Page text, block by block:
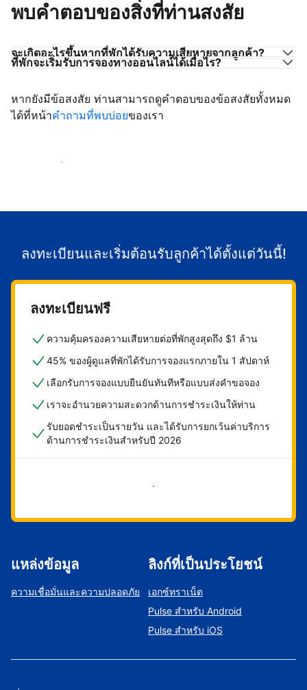
พบคำตอบของสิ่งที่ท่านสงสัย
จะเกิดอะไรขึ้นหากที่พักได้รับความเสียหายจากลูกค้า?
ที่พักจะเริ่มรับการจองทางออนไลน์ได้เมื่อไร?
หากยังมีข้อสงสัย ท่านสามารถดูคำตอบของข้อสงสัยทั้งหมด
ได้ที่หน้าคำถามที่พบบ่อยของเรา
เริ่มต้อนรับลูกค้า
ลงทะเบียนและเริ่มต้อนรับลูกค้าได้ตั้งแต่วันนี้!
ลงทะเบียนฟรี
ความคุ้มครองความเสียหายต่อที่พักสูงสุดถึง $1 ล้าน
45% ของผู้ดูแลที่พักได้รับการจองแรกภายใน 1 สัปดาห์
เลือกรับการจองแบบยืนยันทันทีหรือแบบส่งคำขอจอง
เราจะอำนวยความสะดวกด้านการชำระเงินให้ท่าน
รับยอดชำระเป็นรายวัน และได้รับการยกเว้นค่าบริการ
ด้านการชำระเงินสำหรับปี 2026
เริ่มดำเนินการเลย
แหล่งข้อมูล
ความเชื่อมั่นและความปลอดภัย
ลิงก์ที่เป็นประโยชน์
เอกซ์ทราเน็ต
Pulse สำหรับ Android
Pulse สำหรับ iOS